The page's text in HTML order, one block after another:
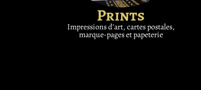
Prints
Impressions d’art, cartes postales,
marque-pages et papeterie